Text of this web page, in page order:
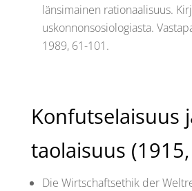
länsimainen rationaalisuus.
uskonnonsosiologiasta.
1989, 61-101.
Konfutselaisuus
taolaisuus
Die Wirtschaftsethik der